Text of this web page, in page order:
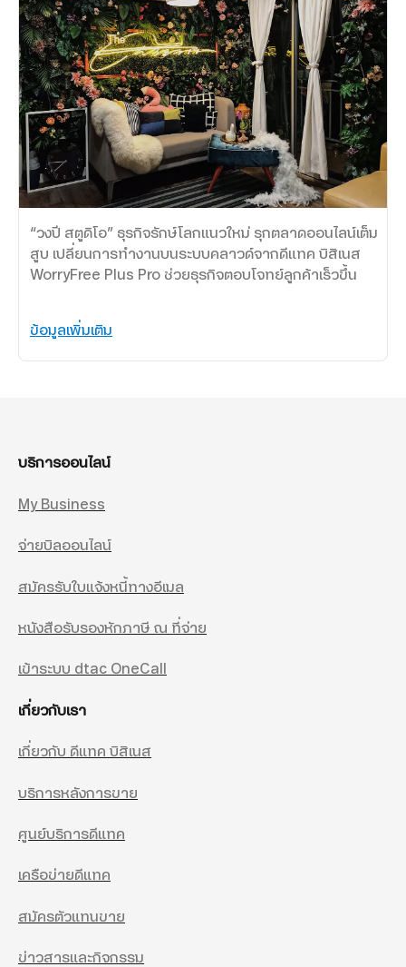
“วงปี สตูดิโอ” ธุรกิจรักษ์โลกแนวใหม่ รุกตลาดออนไลน์เต็ม
สูบ เปลี่ยนการทำงานบนระบบคลาวด์จากดีแทค บิสิเนส
WorryFree Plus Pro ช่วยธุรกิจตอบโจทย์ลูกค้าเร็วขึ้น
ข้อมูลเพิ่มเติม
บริการออนไลน์
My Business
จ่ายบิลออนไลน์
สมัครรับใบแจ้งหนี้ทางอีเมล
หนังสือรับรองหักภาษี ณ ที่จ่าย
เข้าระบบ dtac OneCall
เกี่ยวกับเรา
เกี่ยวกับ ดีแทค บิสิเนส
บริการหลังการขาย
ศูนย์บริการดีแทค
เครือข่ายดีแทค
สมัครตัวแทนขาย
ข่าวสารและกิจกรรม